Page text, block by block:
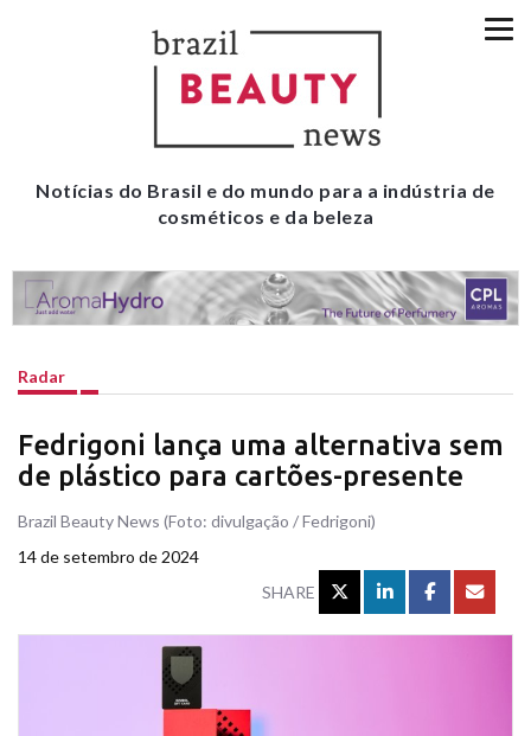
Notícias do Brasil e do mundo para a indústria de
cosméticos e da beleza
Radar
Fedrigoni lança uma alternativa sem
de plástico para cartões-presente
Brazil Beauty News (Foto: divulgação / Fedrigoni)
14 de setembro de 2024
SHARE